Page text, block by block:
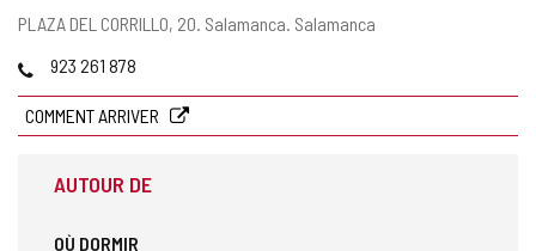
Adresse
PLAZA DEL CORRILLO, 20. Salamanca. Salamanca
Téléphones
923 261 878
COMMENT ARRIVER
AUTOUR DE
OÙ DORMIR